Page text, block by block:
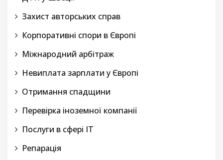
Захист авторських справ
Корпоративні спори в Європі
Міжнародний арбітраж
Невиплата зарплати у Європі
Отримання спадщини
Перевірка іноземної компанії
Послуги в сфері IT
Репарація